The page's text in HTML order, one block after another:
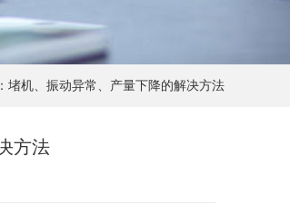
堵机、振动异常、产量下降的解决方法
方法